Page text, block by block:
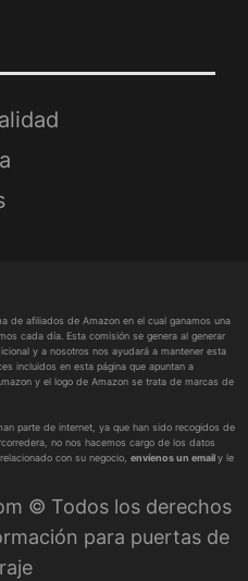
de afiliados de Amazon en el cual ganamos una
cada día. Esta comisión se genera al generar
y a nosotros nos ayudará a mantener esta
incluidos en esta página que apuntan a
y el logo de Amazon se trata de marcas de
parte de internet, ya que han sido recogidos de
no nos hacemos cargo de los datos
con su negocio, envíenos un emaily le
© Todos los derechos
para puertas de